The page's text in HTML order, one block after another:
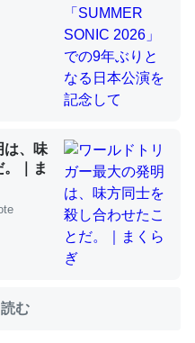
。でたまに覗いてる。ぼ
や充電中かが分かるので
父67歳と僕。ITツール導入で
｜tayorini by LIFULL介護
は、味
｜ま
む